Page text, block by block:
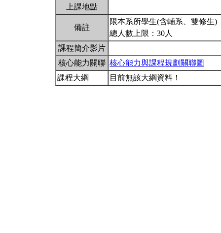
上課地點
備註
限本系所學生(含輔系、雙修生)
總人數上限：30人
課程簡介影片
核心能力關聯 核心能力與課程規劃關聯圖
課程大綱
目前無該大綱資料！